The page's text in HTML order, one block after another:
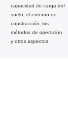
capacidad de carga del
suelo, el entorno de
construcción, los
métodos de operación
y otros aspectos.